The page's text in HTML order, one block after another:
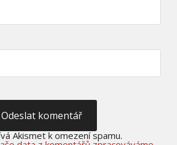
Akismet k omezení spamu.